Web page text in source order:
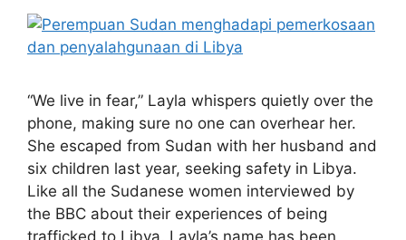
“We live in fear,” Layla whispers quietly over the
phone, making sure no one can overhear her.
She escaped from Sudan with her husband and
six children last year, seeking safety in Libya.
Like all the Sudanese women interviewed by
the BBC about their experiences of being
trafficked to Libya, Layla’s name has been